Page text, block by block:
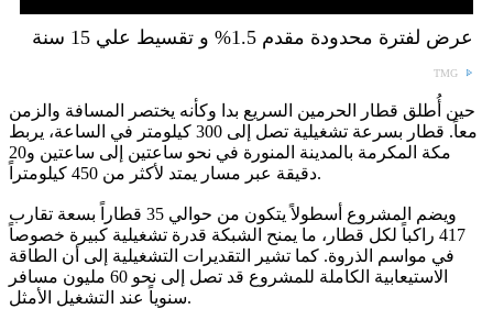
عرض لفترة محدودة مقدم 1.5% و تقسيط علي 15 سنة
TMG
حين أُطلق قطار الحرمين السريع بدا وكأنه يختصر المسافة والزمن
معاً. قطار بسرعة تشغيلية تصل إلى 300 كيلومتر في الساعة، يربط
مكة المكرمة بالمدينة المنورة في نحو ساعتين إلى ساعتين و20
دقيقة عبر مسار يمتد لأكثر من 450 كيلومتراً.
ويضم المشروع أسطولاً يتكون من حوالي 35 قطاراً بسعة تقارب
417 راكباً لكل قطار، ما يمنح الشبكة قدرة تشغيلية كبيرة خصوصاً
في مواسم الذروة. كما تشير التقديرات التشغيلية إلى أن الطاقة
الاستيعابية الكاملة للمشروع قد تصل إلى نحو 60 مليون مسافر
سنوياً عند التشغيل الأمثل.